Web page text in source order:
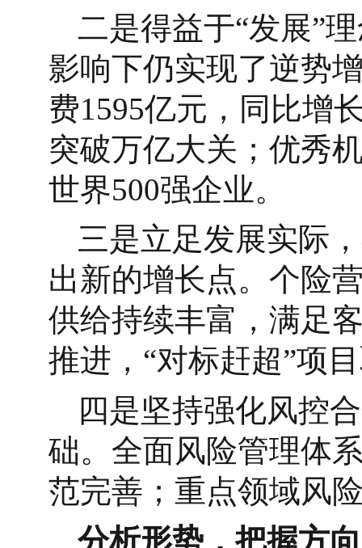
二是得益于“发展”
影响下仍实现了逆势
费1595亿元，同比增
突破万亿大关；优秀
世界500强企业。
三是立足发展实际
出新的增长点。个险
供给持续丰富，满足
推进，“对标赶超”项
四是坚持强化风控
础。全面风险管理体
范完善；重点领域风
分析形势，把握方